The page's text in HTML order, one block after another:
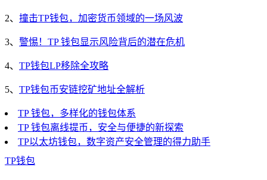
2、 撞击TP钱包，加密货币领域的一场风波
3、 警惕！TP 钱包显示风险背后的潜在危机
4、 TP钱包LP移除全攻略
5、 TP钱包币安链挖矿地址全解析
TP 钱包，多样化的钱包体系
TP 钱包离线提币，安全与便捷的新探索
TP以太坊钱包，数字资产安全管理的得力助手
TP钱包